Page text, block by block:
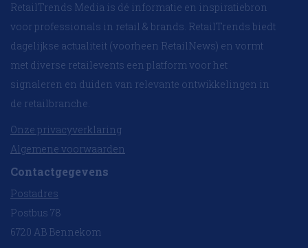
RetailTrends Media is dé informatie en inspiratiebron
voor professionals in retail & brands. RetailTrends biedt
dagelijkse actualiteit (voorheen RetailNews) en vormt
met diverse retailevents een platform voor het
signaleren en duiden van relevante ontwikkelingen in
de retailbranche.
Onze privacyverklaring
Algemene voorwaarden
Contactgegevens
Postadres
Postbus 78
6720 AB Bennekom